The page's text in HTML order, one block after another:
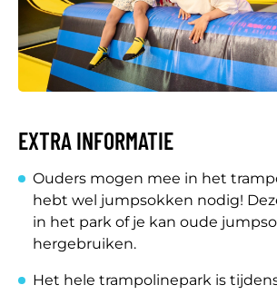
EXTRA INFORMATIE
Ouders mogen mee in het
hebt wel jumpsokken nodig!
in het park of je kan oude
hergebruiken.
Het hele trampolinepark is